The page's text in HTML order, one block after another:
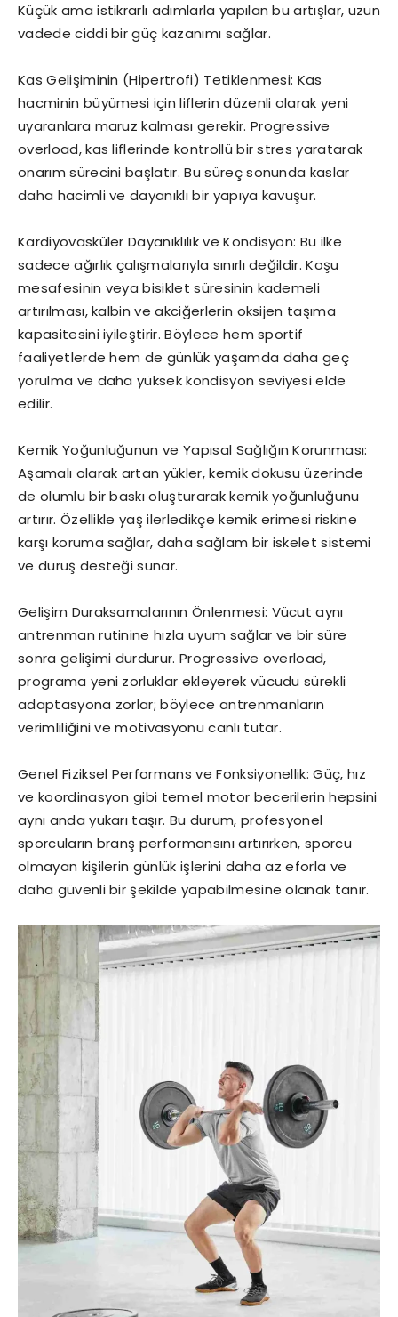
Küçük ama istikrarlı adımlarla yapılan bu artışlar, uzun
vadede ciddi bir güç kazanımı sağlar.
Kas Gelişiminin (Hipertrofi) Tetiklenmesi: Kas
hacminin büyümesi için liflerin düzenli olarak yeni
uyaranlara maruz kalması gerekir. Progressive
overload, kas liflerinde kontrollü bir stres yaratarak
onarım sürecini başlatır. Bu süreç sonunda kaslar
daha hacimli ve dayanıklı bir yapıya kavuşur.
Kardiyovasküler Dayanıklılık ve Kondisyon: Bu ilke
sadece ağırlık çalışmalarıyla sınırlı değildir. Koşu
mesafesinin veya bisiklet süresinin kademeli
artırılması, kalbin ve akciğerlerin oksijen taşıma
kapasitesini iyileştirir. Böylece hem sportif
faaliyetlerde hem de günlük yaşamda daha geç
yorulma ve daha yüksek kondisyon seviyesi elde
edilir.
Kemik Yoğunluğunun ve Yapısal Sağlığın Korunması:
Aşamalı olarak artan yükler, kemik dokusu üzerinde
de olumlu bir baskı oluşturarak kemik yoğunluğunu
artırır. Özellikle yaş ilerledikçe kemik erimesi riskine
karşı koruma sağlar, daha sağlam bir iskelet sistemi
ve duruş desteği sunar.
Gelişim Duraksamalarının Önlenmesi: Vücut aynı
antrenman rutinine hızla uyum sağlar ve bir süre
sonra gelişimi durdurur. Progressive overload,
programa yeni zorluklar ekleyerek vücudu sürekli
adaptasyona zorlar; böylece antrenmanların
verimliliğini ve motivasyonu canlı tutar.
Genel Fiziksel Performans ve Fonksiyonellik: Güç, hız
ve koordinasyon gibi temel motor becerilerin hepsini
aynı anda yukarı taşır. Bu durum, profesyonel
sporcuların branş performansını artırırken, sporcu
olmayan kişilerin günlük işlerini daha az eforla ve
daha güvenli bir şekilde yapabilmesine olanak tanır.